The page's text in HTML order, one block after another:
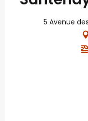
5 Avenue